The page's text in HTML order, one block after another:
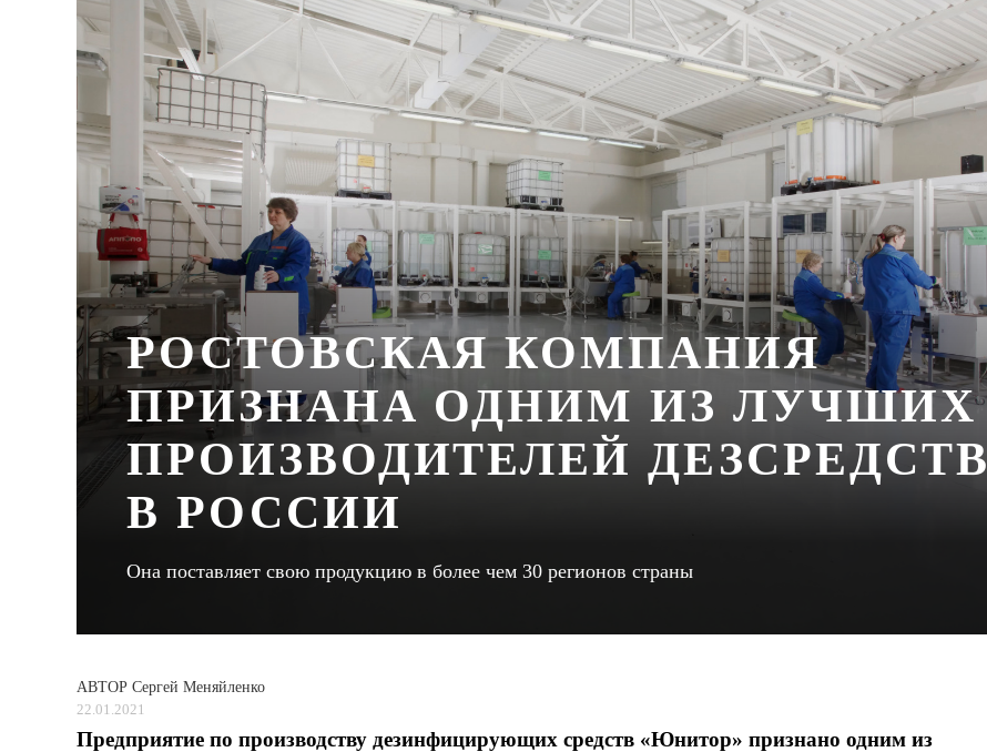
РОСТОВСКАЯ КОМПАНИЯ
ПРИЗНАНА ОДНИМ ИЗ ЛУЧШИХ
ПРОИЗВОДИТЕЛЕЙ ДЕЗСРЕДСТВ
В РОССИИ
Она поставляет свою продукцию в более чем 30 регионов страны
АВТОР Сергей Меняйленко
22.01.2021
Предприятие по производству дезинфицирующих средств «Юнитор» признано одним из